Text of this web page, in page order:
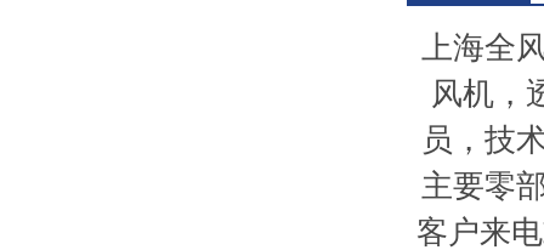
上海全
风机，
员，技
主要零
客户来